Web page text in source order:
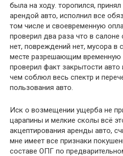
была на ходу. торопился,
арендой авто, исполнил все
том числе и своевременную
проверил два раза что в
нет, повреждений нет, мусора в
месте разрешающим временную
проверил факт закрытости
чем соблюл весь спектр и
пользования авто.
Иск о возмещении ущерба не
царапины и мелкие сколы всё
акцептирования аренды авто,
мне имеет все признаки
составе ОПГ по